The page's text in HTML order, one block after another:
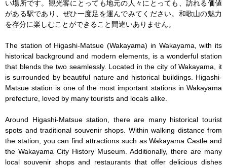
い場所です。観光客にとっても地元の人々にとっても、訪れる価値
がある駅であり、ぜひ一度足を運んでみてください。和歌山の魅力
を存分に楽しむことができること間違いありません。
The station of Higashi-Matsue (Wakayama) in Wakayama, with its
historical background and modern elements, is a wonderful station
that blends the two seamlessly. Located in the city of Wakayama, it
is surrounded by beautiful nature and historical buildings. Higashi-
Matsue station is one of the most important stations in Wakayama
prefecture, loved by many tourists and locals alike.
Around Higashi-Matsue station, there are many historical tourist
spots and traditional souvenir shops. Within walking distance from
the station, you can find attractions such as Wakayama Castle and
the Wakayama City History Museum. Additionally, there are many
local souvenir shops and restaurants that offer delicious dishes